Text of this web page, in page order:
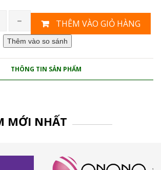
THÊM VÀO GIỎ HÀNG
THÔNG TIN SẢN PHẨM
MỚI NHẤT